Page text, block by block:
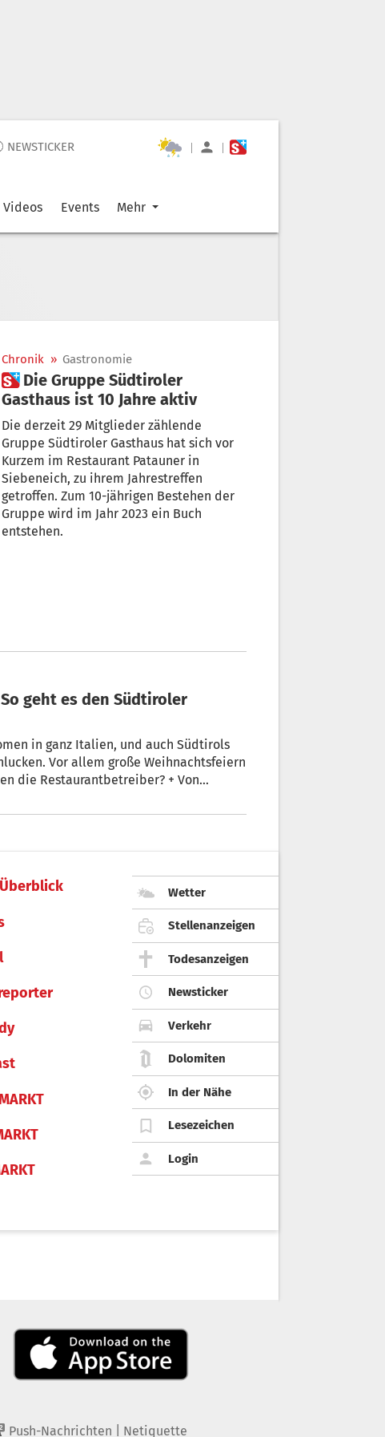
NEWSTICKER | |
Videos Events Mehr
Chronik » Gastronomie
 Die Gruppe Südtiroler
Gasthaus ist 10 Jahre aktiv
Die derzeit 29 Mitglieder zählende
Gruppe Südtiroler Gasthaus hat sich vor
Kurzem im Restaurant Patauner in
Siebeneich, zu ihrem Jahrestreffen
getroffen. Zum 10-jährigen Bestehen der
Gruppe wird im Jahr 2023 ein Buch
entstehen.
in ganz Italien, und auch Südtirols
Vor allem große Weihnachtsfeiern
die Restaurantbetreiber? + Von
Wetter
Stellenanzeigen
Todesanzeigen
Newsticker
Verkehr
Dolomiten
In der Nähe
Lesezeichen
Login
2 Push-Nachrichten Netiquette